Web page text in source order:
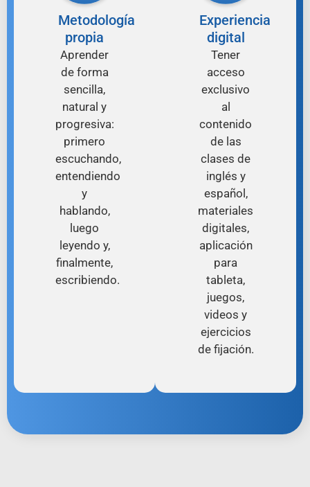
Metodología
propia
Aprender
de forma
sencilla,
natural y
progresiva:
primero
escuchando,
entendiendo
y
hablando,
luego
leyendo y,
finalmente,
escribiendo.
Experiencia
digital
Tener
acceso
exclusivo
al
contenido
de las
clases de
inglés y
español,
materiales
digitales,
aplicación
para
tableta,
juegos,
videos y
ejercicios
de fijación.